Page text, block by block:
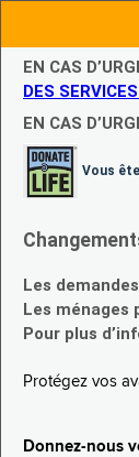
EN CAS
DES
EN CAS
Vous
Les
Les ménages
Pour plus
Protégez vos
Donnez-nous